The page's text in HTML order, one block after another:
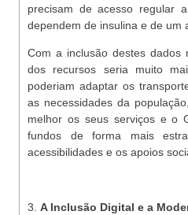
precisam de acesso regular
dependem de insulina e de um
Com a inclusão destes dados
dos recursos seria muito
poderiam adaptar os
as necessidades da
melhor os seus serviços e o
fundos de forma mais
acessibilidades e os apoios
3. A Inclusão Digital e a